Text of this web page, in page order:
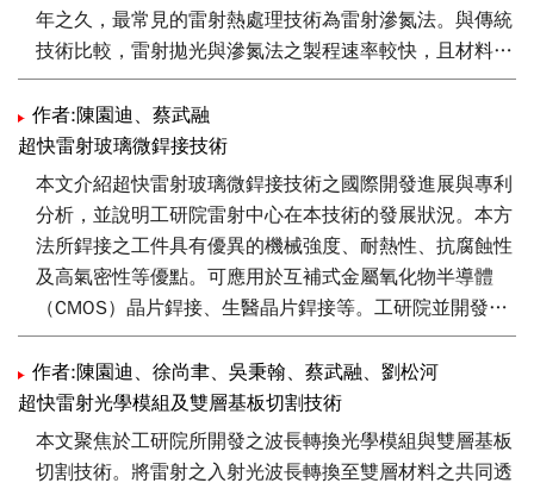
年之久，最常見的雷射熱處理技術為雷射滲氮法。與傳統
技術比較，雷射拋光與滲氮法之製程速率較快，且材料的
加工成本可顯著降低。雷射拋光與滲氮法可用於加工產品
的任意區域，並且可導入自動化生產線，因此可控制加工
品質的穩定性。這兩種雷射製程主要可應用於精密機械與
生醫產業。本文說明雷射拋光與滲氮技術的作用機制及其
應用，以及國際研發團隊與產業界針對雷射拋光與滲氮技
術的發展。最後，並介紹工研院投入雷射拋光與熱處理技
術之成果。
作者:陳園迪、蔡武融
超快雷射玻璃微銲接技術
本文介紹超快雷射玻璃微銲接技術之國際開發進展與專利
分析，並說明工研院雷射中心在本技術的發展狀況。本方
法所銲接之工件具有優異的機械強度、耐熱性、抗腐蝕性
及高氣密性等優點。可應用於互補式金屬氧化物半導體
（CMOS）晶片銲接、生醫晶片銲接等。工研院並開發可
變長度微光柱模組，將焦點整形為均勻的微光圓柱狀，且
光柱長度可變，用以提升各類銲接件之銲點均勻度與強
度。
作者:陳園迪、徐尚聿、吳秉翰、蔡武融、劉松河
超快雷射光學模組及雙層基板切割技術
本文聚焦於工研院所開發之波長轉換光學模組與雙層基板
切割技術。將雷射之入射光波長轉換至雙層材料之共同透